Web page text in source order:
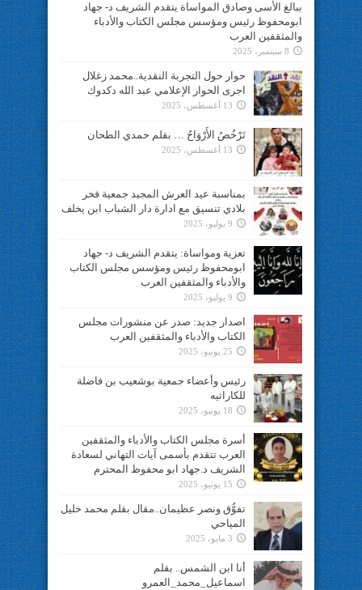
ببالغ الأسى وصادق المواساة يتقدم الشريف د- جهاد
ابومحفوظ رئيس ومؤسس مجلس الكتاب والأدباء
والمثقفين العرب
8 سبتمبر، 2025
حوار حول التجربة النقدية..محمد زغلال
اجرى الحوار الإعلامي عبد الله دكدوك
13 أغسطس، 2025
تَرْخُصُ الأَرْوَاحُ … بقلم حمدي الطحان
13 أغسطس، 2025
بمناسبة عيد العرش المجيد جمعية فخر
بلادي تنسيق مع ادارة دار الشباب ابن يخلف
9 يوليو، 2025
تعزية ومواساة: يتقدم الشريف د- جهاد
ابومحفوظ رئيس ومؤسس مجلس الكتاب
والأدباء والمثقفين العرب
9 يوليو، 2025
اصدار جديد: صدر عن منشورات مجلس
الكتاب والأدباء والمثقفين العرب
25 يونيو، 2025
رئيس وأعضاء جمعية بوشعيب بن فاضلة
للكاراتيه
18 يونيو، 2025
أسرة مجلس الكتاب والأدباء والمثقفين
العرب تتقدم بأسمى آيات التهاني لسعادة
الشريف د.جهاد ابو محفوظ المحترم
15 يونيو، 2025
تفوُّق ونصر عظيمان..مقال بقلم محمد خليل
المياحي
3 مايو، 2025
أنا ابن الشمس.. بقلم
اسماعيل_محمد_العمرو